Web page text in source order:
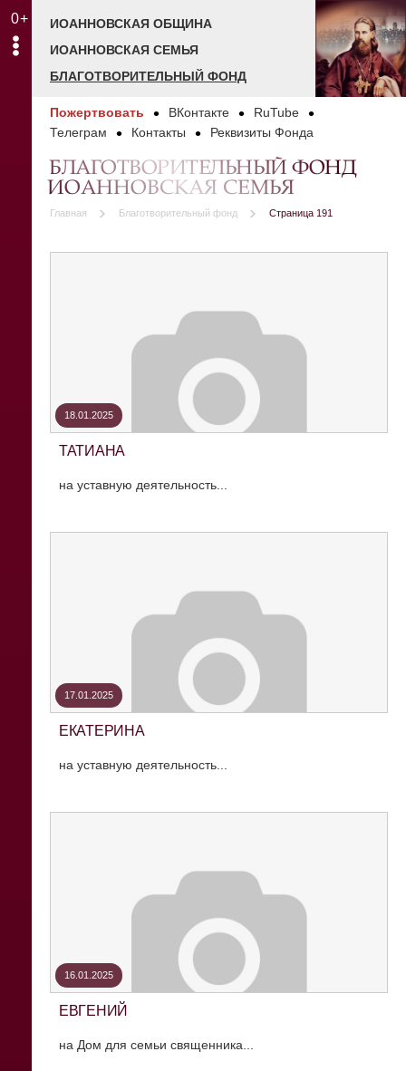
0+
ИОАННОВСКАЯ ОБЩИНА
ИОАННОВСКАЯ СЕМЬЯ
БЛАГОТВОРИТЕЛЬНЫЙ ФОНД
Пожертвовать ВКонтакте
RuTube
Телеграм
Контакты Реквизиты Фонда
БЛАГОТВОРИТЕЛЬНЫЙ ФОНД
ИОАННОВСКАЯ СЕМЬЯ
Главная Благотворительный фонд Страница 191
18.01.2025
ТАТИАНА
на уставную деятельность...
17.01.2025
ЕКАТЕРИНА
на уставную деятельность...
16.01.2025
ЕВГЕНИЙ
на Дом для семьи священника...